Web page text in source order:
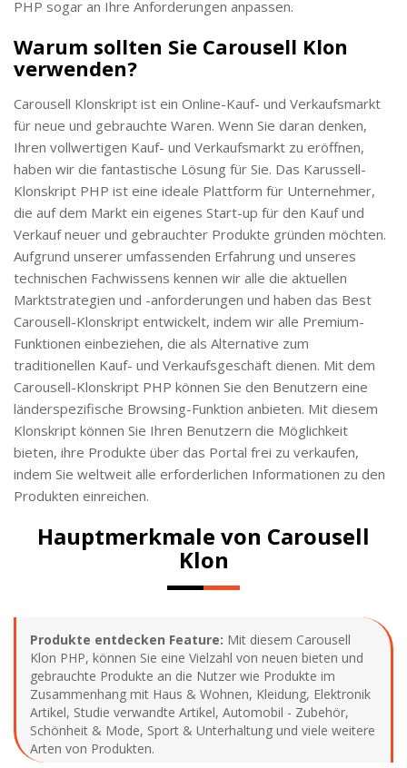
PHP sogar an Ihre Anforderungen anpassen.
Warum sollten Sie Carousell Klon
verwenden?
Carousell Klonskript ist ein Online-Kauf- und Verkaufsmarkt
für neue und gebrauchte Waren. Wenn Sie daran denken,
Ihren vollwertigen Kauf- und Verkaufsmarkt zu eröffnen,
haben wir die fantastische Lösung für Sie. Das Karussell-
Klonskript PHP ist eine ideale Plattform für Unternehmer,
die auf dem Markt ein eigenes Start-up für den Kauf und
Verkauf neuer und gebrauchter Produkte gründen möchten.
Aufgrund unserer umfassenden Erfahrung und unseres
technischen Fachwissens kennen wir alle die aktuellen
Marktstrategien und -anforderungen und haben das Best
Carousell-Klonskript entwickelt, indem wir alle Premium-
Funktionen einbeziehen, die als Alternative zum
traditionellen Kauf- und Verkaufsgeschäft dienen. Mit dem
Carousell-Klonskript PHP können Sie den Benutzern eine
länderspezifische Browsing-Funktion anbieten. Mit diesem
Klonskript können Sie Ihren Benutzern die Möglichkeit
bieten, ihre Produkte über das Portal frei zu verkaufen,
indem Sie weltweit alle erforderlichen Informationen zu den
Produkten einreichen.
Hauptmerkmale von Carousell
Klon
Produkte entdecken Feature: Mit diesem Carousell
Klon PHP, können Sie eine Vielzahl von neuen bieten und
gebrauchte Produkte an die Nutzer wie Produkte im
Zusammenhang mit Haus & Wohnen, Kleidung, Elektronik
Artikel, Studie verwandte Artikel, Automobil - Zubehör,
Schönheit & Mode, Sport & Unterhaltung und viele weitere
Arten von Produkten.